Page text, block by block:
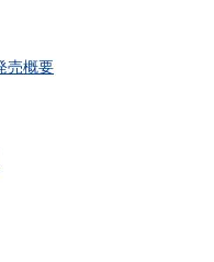
売概要